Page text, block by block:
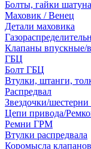
Болты, гайки шатуна
Маховик / Венец
Детали маховика
Клапаны впускные/
ГБЦ
Болт ГБЦ
Втулки, штанги,
Распредвал
Звездочки/
Цепи привода/
Ремни ГРМ
Втулки распредвала
Коромысла